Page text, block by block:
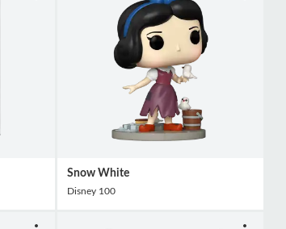
Snow White
Disney 100